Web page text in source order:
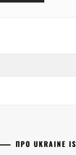
ПРО UKRAINE IS